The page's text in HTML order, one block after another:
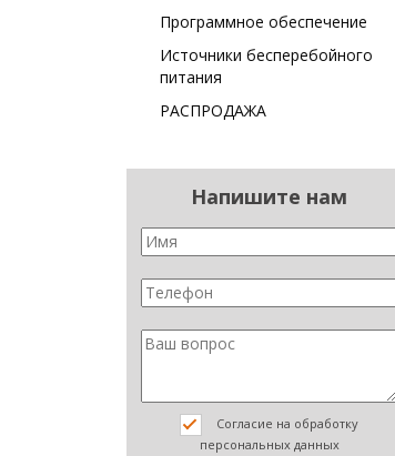
Программное обеспечение
Источники бесперебойного
питания
РАСПРОДАЖА
Напишите нам
Согласие на обработку
персональных данных